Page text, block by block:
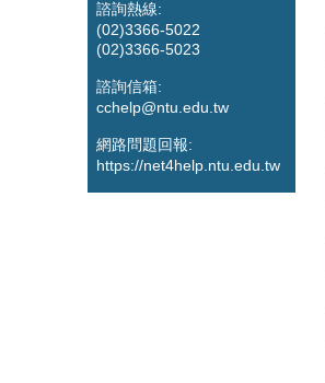
諮詢熱線:
(02)3366-5022
(02)3366-5023
諮詢信箱:
cchelp@ntu.edu.tw
網路問題回報:
https://net4help.ntu.edu.tw